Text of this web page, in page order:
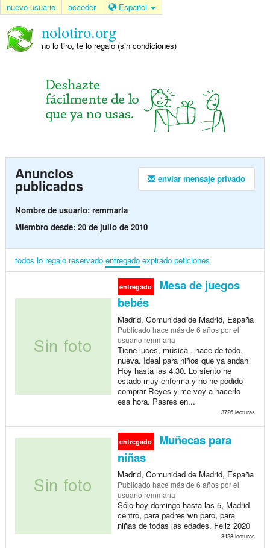
nuevo usuario acceder Español
nolotiro.org
no lo tiro, te lo regalo (sin condiciones)
enviar mensaje privado
Anuncios
publicados
Nombre de usuario: remmaria
Miembro desde: 20 de julio de 2010
todos lo regalo reservado entregado expirado peticiones
entregado
Mesa de juegos
bebés
Madrid, Comunidad de Madrid, España
Publicado hace más de 6 añospor el
usuario remmaria
Tiene luces, música , hace de todo,
nueva. Ideal para niños que ya andan
Hoy hasta las 4.30. Lo siento he
estado muy enferma y no he podido
comprar Reyes y me voy a hacerlo
esa hora. Pasres en...
3726 lecturas
entregado
Muñecas para
niñas
Madrid, Comunidad de Madrid, España
Publicado hace más de 6 añospor el
usuario remmaria
Sólo hoy domingo hasta las 5, Madrid
centro, para padres wn paro, para
niñas de todas las edades. Feliz 2020
3428 lecturas